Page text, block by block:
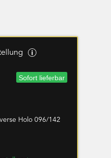
Sofort lieferbar
Holo 096/142